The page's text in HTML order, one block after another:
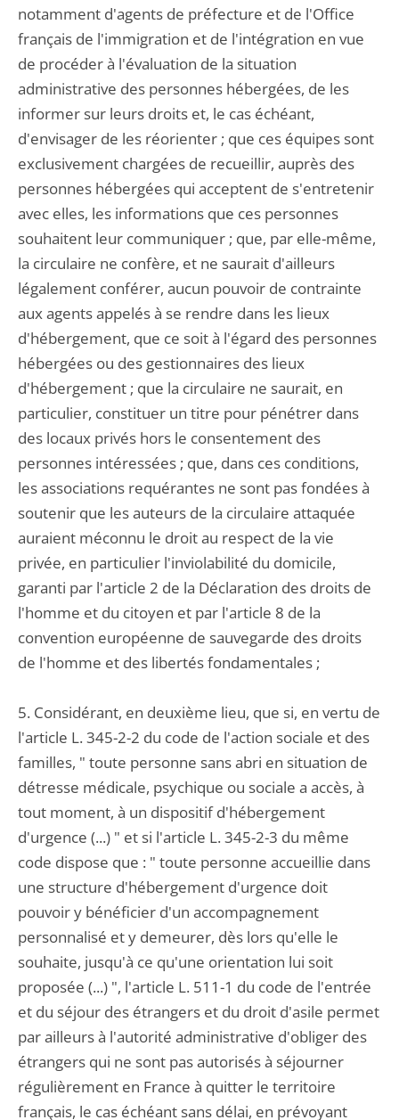
notamment d'agents de préfecture et de l'Office
français de l'immigration et de l'intégration en vue
de procéder à l'évaluation de la situation
administrative des personnes hébergées, de les
informer sur leurs droits et, le cas échéant,
d'envisager de les réorienter ; que ces équipes sont
exclusivement chargées de recueillir, auprès des
personnes hébergées qui acceptent de s'entretenir
avec elles, les informations que ces personnes
souhaitent leur communiquer ; que, par elle-même,
la circulaire ne confère, et ne saurait d'ailleurs
légalement conférer, aucun pouvoir de contrainte
aux agents appelés à se rendre dans les lieux
d'hébergement, que ce soit à l'égard des personnes
hébergées ou des gestionnaires des lieux
d'hébergement ; que la circulaire ne saurait, en
particulier, constituer un titre pour pénétrer dans
des locaux privés hors le consentement des
personnes intéressées ; que, dans ces conditions,
les associations requérantes ne sont pas fondées à
soutenir que les auteurs de la circulaire attaquée
auraient méconnu le droit au respect de la vie
privée, en particulier l'inviolabilité du domicile,
garanti par l'article 2 de la Déclaration des droits de
l'homme et du citoyen et par l'article 8 de la
convention européenne de sauvegarde des droits
de l'homme et des libertés fondamentales ;
5. Considérant, en deuxième lieu, que si, en vertu de
l'article L. 345-2-2 du code de l'action sociale et des
familles, " toute personne sans abri en situation de
détresse médicale, psychique ou sociale a accès, à
tout moment, à un dispositif d'hébergement
d'urgence (...) " et si l'article L. 345-2-3 du même
code dispose que : " toute personne accueillie dans
une structure d'hébergement d'urgence doit
pouvoir y bénéficier d'un accompagnement
personnalisé et y demeurer, dès lors qu'elle le
souhaite, jusqu'à ce qu'une orientation lui soit
proposée (...) ", l'article L. 511-1 du code de l'entrée
et du séjour des étrangers et du droit d'asile permet
par ailleurs à l'autorité administrative d'obliger des
étrangers qui ne sont pas autorisés à séjourner
régulièrement en France à quitter le territoire
français, le cas échéant sans délai, en prévoyant